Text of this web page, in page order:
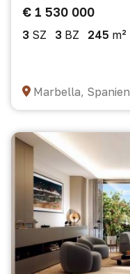
€ 1 530 000
3 SZ 3 BZ 245 m²
Marbella, Spanien